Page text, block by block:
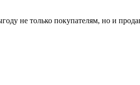
не только покупателям, но и